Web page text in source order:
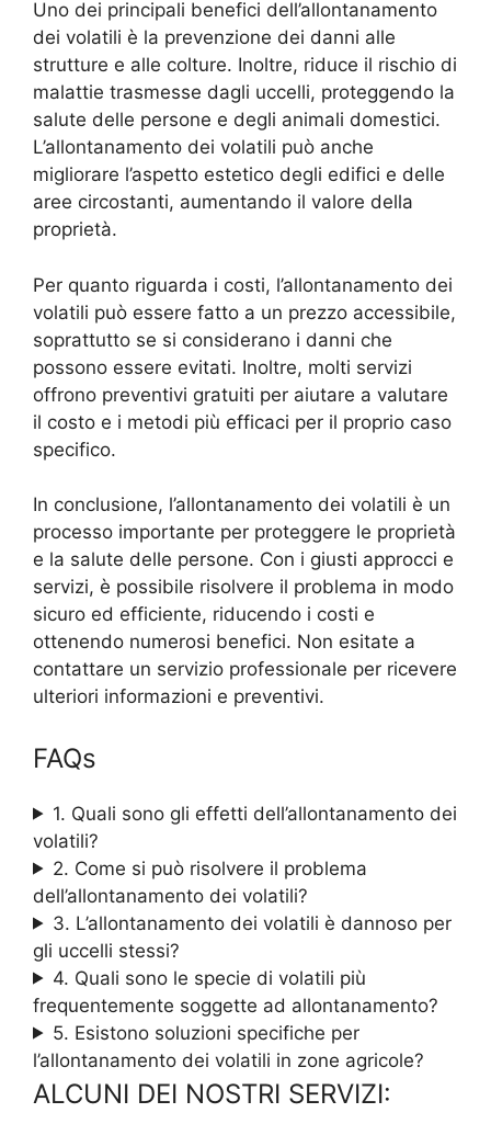
Uno dei principali benefici dell’allontanamento
dei volatili è la prevenzione dei danni alle
strutture e alle colture. Inoltre, riduce il rischio di
malattie trasmesse dagli uccelli, proteggendo la
salute delle persone e degli animali domestici.
L’allontanamento dei volatili può anche
migliorare l’aspetto estetico degli edifici e delle
aree circostanti, aumentando il valore della
proprietà.
Per quanto riguarda i costi, l’allontanamento dei
volatili può essere fatto a un prezzo accessibile,
soprattutto se si considerano i danni che
possono essere evitati. Inoltre, molti servizi
offrono preventivi gratuiti per aiutare a valutare
il costo e i metodi più efficaci per il proprio caso
specifico.
In conclusione, l’allontanamento dei volatili è un
processo importante per proteggere le proprietà
e la salute delle persone. Con i giusti approcci e
servizi, è possibile risolvere il problema in modo
sicuro ed efficiente, riducendo i costi e
ottenendo numerosi benefici. Non esitate a
contattare un servizio professionale per ricevere
ulteriori informazioni e preventivi.
FAQs
1. Quali sono gli effetti dell’allontanamento dei
volatili?
2. Come si può risolvere il problema
dell’allontanamento dei volatili?
3. L’allontanamento dei volatili è dannoso per
gli uccelli stessi?
4. Quali sono le specie di volatili più
frequentemente soggette ad allontanamento?
5. Esistono soluzioni specifiche per
l’allontanamento dei volatili in zone agricole?
ALCUNI DEI NOSTRI SERVIZI: